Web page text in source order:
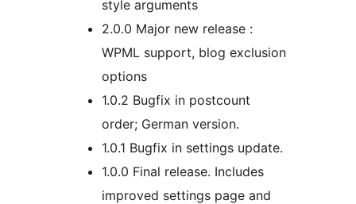
style arguments
2.0.0 Major new release :
WPML support, blog exclusion
options
1.0.2 Bugfix in postcount
order; German version.
1.0.1 Bugfix in settings update.
1.0.0 Final release. Includes
improved settings page and